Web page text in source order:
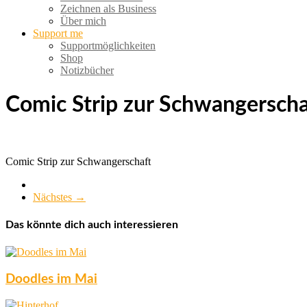
Zeichnen als Business
Über mich
Support me
Supportmöglichkeiten
Shop
Notizbücher
Comic Strip zur
Comic Strip zur Schwangerschaft
Nächstes →
Das könnte dich auch interessieren
Doodles im Mai